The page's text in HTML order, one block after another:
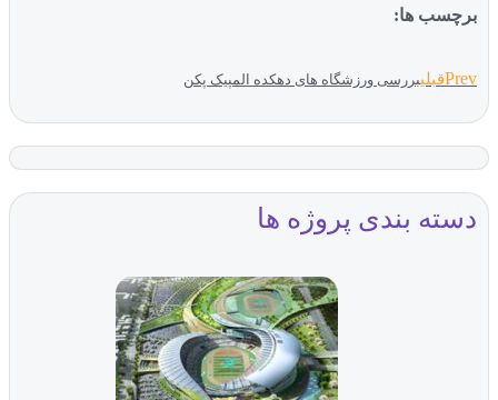
برچسب ها:
Prevقبلیبررسی ورزشگاه های دهکده المپیک پکن
دسته بندی پروژه ها